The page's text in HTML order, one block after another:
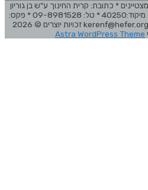
* כתובת: קרית החינוך ע"ש בן גוריון
(רופין), המועצה האזורית עמק חפר. מיקוד:40250 * טל: 09-8981528 * פקס:
Astra WordPress Theme